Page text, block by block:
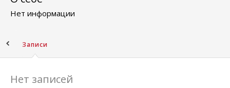
Нет информации
Записи
Нет записей